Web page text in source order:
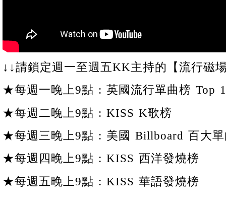
↓↓請鎖定週一至週五KK主持的【流行磁
★每週一晚上9點 : 英國流行單曲榜 Top
★每週二晚上9點 : KISS K歌榜
★每週三晚上9點 : 美國 Billboard 百大
★每週四晚上9點 : KISS 西洋發燒榜
★每週五晚上9點 : KISS 華語發燒榜